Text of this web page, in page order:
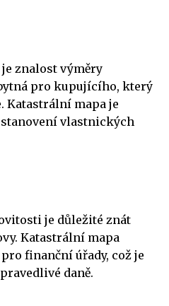
znalost výměry
pro kupujícího, který
Katastrální mapa je
vlastnických
je důležité znát
Katastrální mapa
finanční úřady, což je
daně.